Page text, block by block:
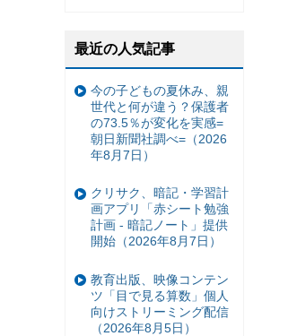
最近の人気記事
今の子どもの夏休み、親
世代と何が違う？保護者
の73.5％が変化を実感=
朝日新聞社調べ=（2026
年8月7日）
クリサク、暗記・学習計
画アプリ「赤シート勉強
計画 - 暗記ノート」提供
開始（2026年8月7日）
教育出版、映像コンテン
ツ「目で見る算数」個人
向けストリーミング配信
（2026年8月5日）